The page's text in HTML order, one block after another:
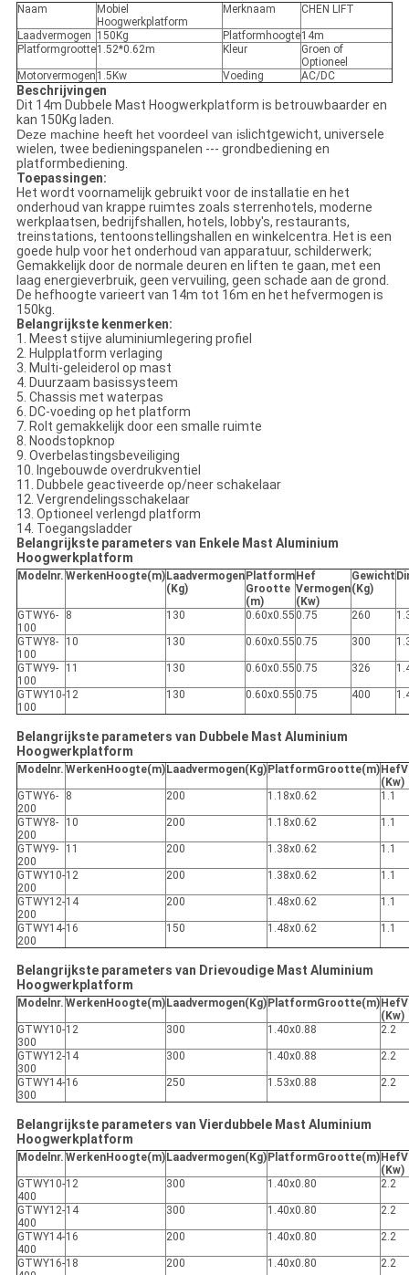
Naam
Mobiel
Hoogwerkplatform
Merknaam CHEN LIFT
Laadvermogen 150Kg Platformhoogte14m
Platformgrootte1.52*0.62m Kleur
Groen of
Optioneel
Motorvermogen 1.5Kw Voeding AC/DC
Beschrijvingen
Dit 14m Dubbele Mast Hoogwerkplatform is betrouwbaarder en
kan 150Kg laden.
Deze machine heeft het voordeel van islichtgewicht, universele
wielen, twee bedieningspanelen --- grondbediening en
platformbediening.
Toepassingen:
Het wordt voornamelijk gebruikt voor de installatie en het
onderhoud van krappe ruimtes zoals sterrenhotels, moderne
werkplaatsen, bedrijfshallen, hotels, lobby's, restaurants,
treinstations, tentoonstellingshallen en winkelcentra. Het is een
goede hulp voor het onderhoud van apparatuur, schilderwerk;
Gemakkelijk door de normale deuren en liften te gaan, met een
laag energieverbruik, geen vervuiling, geen schade aan de grond.
De hefhoogte varieert van 14m tot 16m en het hefvermogen is
150kg.
Belangrijkste kenmerken:
1. Meest stijve aluminiumlegering profiel
2. Hulpplatform verlaging
3. Multi-geleiderol op mast
4. Duurzaam basissysteem
5. Chassis met waterpas
6. DC-voeding op het platform
7. Rolt gemakkelijk door een smalle ruimte
8. Noodstopknop
9. Overbelastingsbeveiliging
10. Ingebouwde overdrukventiel
11. Dubbele geactiveerde op/neer schakelaar
12. Vergrendelingsschakelaar
13. Optioneel verlengd platform
14. Toegangsladder
Belangrijkste parameters van Enkele Mast Aluminium
Hoogwerkplatform
Modelnr. WerkenH oogte(m) Laadvermogen
(Kg)
Platform
Grootte
(m)
Hef
Vermogen
(Kw)
Gewicht
(Kg)
D
GTWY6-
100
8 130 0.60x0.55 0.75 260
GTWY8-
100
10 130 0.60x0.55 0.75 300
GTWY9-
100
11 130 0.60x0.55 0.75 326
GTWY10-
100
12 130 0.60x0.55 0.75 400
Belangrijkste parameters van Dubbele Mast Aluminium
Hoogwerkplatform
Modelnr. WerkenH oogte(m) Laadvermogen(Kg) PlatformGrootte(m) Hef
(Kw)
GTWY6-
200
8 200 1.18x0.62 1.1
GTWY8-
200
10 200 1.18x0.62 1.1
GTWY9-
200
11 200 1.38x0.62 1.1
GTWY10-
200
12 200 1.38x0.62 1.1
GTWY12-
200
14 200 1.48x0.62 1.1
GTWY14-
200
16 150 1.48x0.62 1.1
Belangrijkste parameters van Drievoudige Mast Aluminium
Hoogwerkplatform
Modelnr. WerkenH oogte(m) Laadvermogen(Kg) PlatformGrootte(m) Hef
(Kw)
GTWY10-
300
12 300 1.40x0.88 2.2
GTWY12-
300
14 300 1.40x0.88 2.2
GTWY14-
300
16 250 1.53x0.88 2.2
Belangrijkste parameters van Vierdubbele Mast Aluminium
Hoogwerkplatform
Modelnr. WerkenH oogte(m) Laadvermogen(Kg) PlatformGrootte(m) Hef
(Kw)
GTWY10-
400
12 300 1.40x0.80 2.2
GTWY12-
400
14 300 1.40x0.80 2.2
GTWY14-
400
16 200 1.40x0.80 2.2
GTWY16-18 200 1.40x0.80 2.2